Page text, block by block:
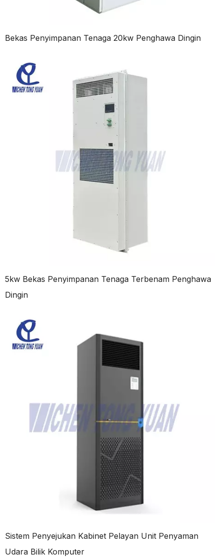
Bekas Penyimpanan Tenaga 20kw Penghawa Dingin
5kw Bekas Penyimpanan Tenaga Terbenam Penghawa
Dingin
Sistem Penyejukan Kabinet Pelayan Unit Penyaman
Udara Bilik Komputer